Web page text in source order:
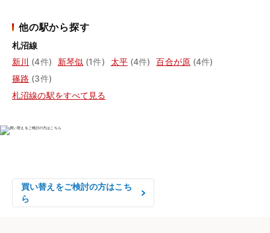
他の駅から探す
札沼線
新川 (4件) 新琴似 (1件) 太平 (4件) 百合が原 (4件)
篠路 (3件)
札沼線の駅をすべて見る
買い替えをご検討の方はこち
ら